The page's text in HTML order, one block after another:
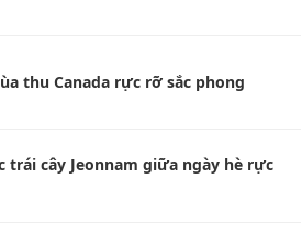
thu Canada rực rỡ sắc phong
trái cây Jeonnam giữa ngày hè rực